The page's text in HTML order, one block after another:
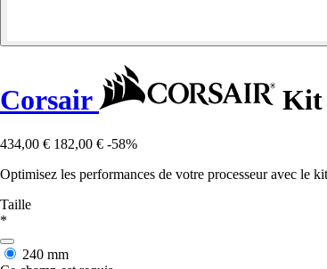
Corsair Kit
434,00 € 182,00 € -58%
Optimisez les performances de votre processeur avec
Taille
*
240 mm